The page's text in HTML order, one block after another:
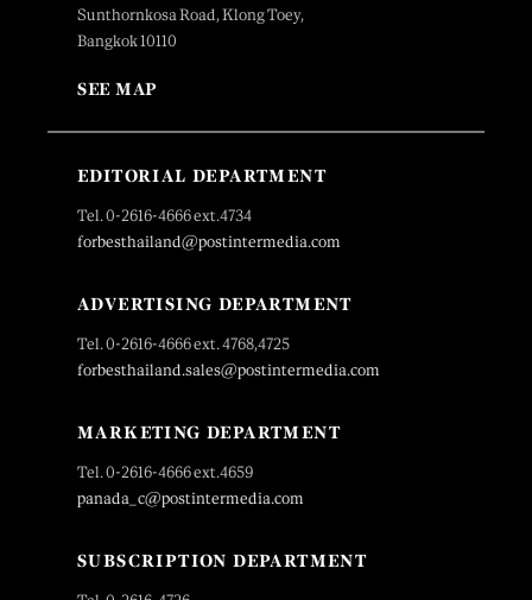
Sunthornkosa Road, Klong Toey,
Bangkok 10110
SEE MAP
EDITORIAL DEPARTMENT
Tel. 0-2616-4666 ext.4734
forbesthailand@postintermedia.com
ADVERTISING DEPARTMENT
Tel. 0-2616-4666 ext. 4768,4725
forbesthailand.sales@postintermedia.com
MARKETING DEPARTMENT
Tel. 0-2616-4666 ext.4659
panada_c@postintermedia.com
SUBSCRIPTION DEPARTMENT